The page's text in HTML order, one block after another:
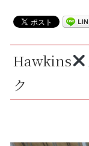
Hawkins
ク